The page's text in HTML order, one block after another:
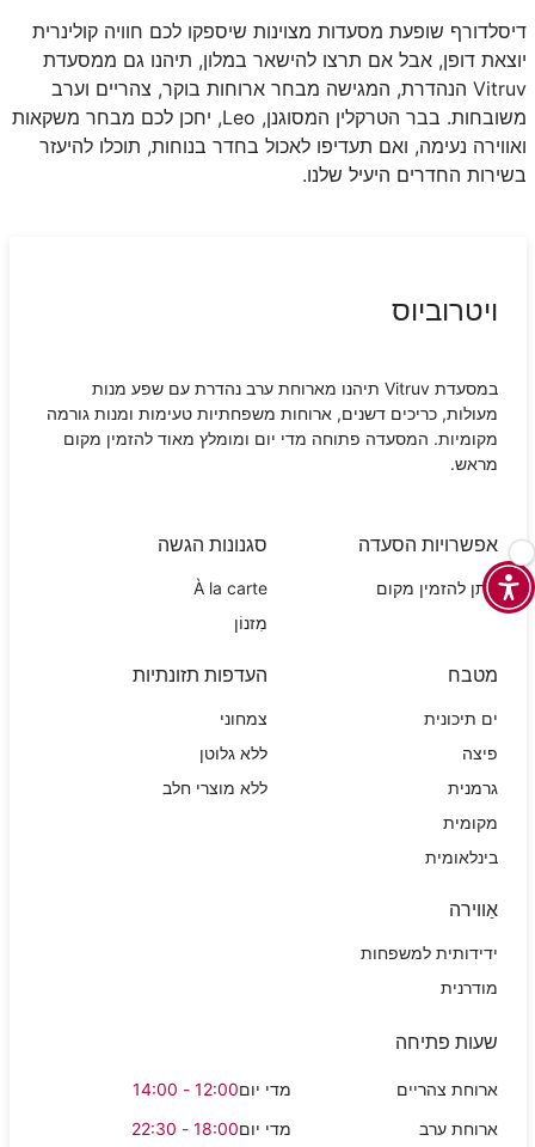
דיסלדורף שופעת מסעדות מצוינות שיספקו לכם חוויה קולינרית
יוצאת דופן, אבל אם תרצו להישאר במלון, תיהנו גם ממסעדת
Vitruv הנהדרת, המגישה מבחר ארוחות בוקר, צהריים וערב
משובחות. בבר הטרקלין המסוגנן, Leo, יחכן לכם מבחר משקאות
ואווירה נעימה, ואם תעדיפו לאכול בחדר בנוחות, תוכלו להיעזר
בשירות החדרים היעיל שלנו.
ויטרוביוס
במסעדתVitruv תיהנו מארוחת ערב נהדרת עם שפע מנות
מעולות, כריכים דשנים, ארוחות משפחתיות טעימות ומנות גורמה
מקומיות. המסעדה פתוחה מדי יום ומומלץ מאוד להזמין מקום
מראש.
אפשרויות הסעדה
ניתן להזמין מקום
סגנונות הגשה
À la carte
מִזנוֹן
מטבח
ים תיכונית
פיצה
גרמנית
מקומית
בינלאומית
העדפות תזונתיות
צמחוני
ללא גלוטן
ללא מוצרי חלב
אַווירה
ידידותית למשפחות
מודרנית
שעות פתיחה
ארוחת צהריים מדי יום12:00 - 14:00
ארוחת ערב
מדי יום18:00 - 22:30